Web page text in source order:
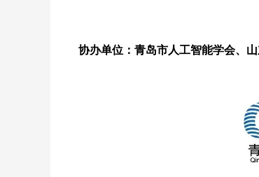
协办单位：青岛市人工智能学会、